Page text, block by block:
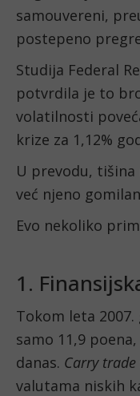
samouvereni,
postepeno
Studija Federal
potvrdila je to
volatilnosti
krize za 1,12%
U prevodu, tišina
već njeno
Evo nekoliko
1.
Tokom leta 2007.
samo 11,9
danas. Carry trade
valutama niskih